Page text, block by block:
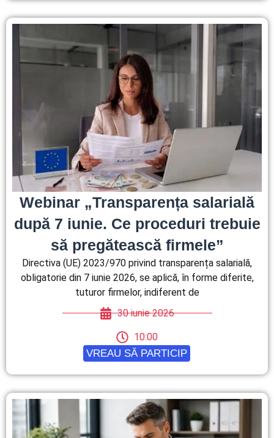
Webinar „Transparența salarială
după 7 iunie. Ce proceduri trebuie
să pregătească firmele”
Directiva (UE) 2023/970 privind transparența salarială,
obligatorie din 7 iunie 2026, se aplică, în forme diferite,
tuturor firmelor, indiferent de
30 iunie 2026
10:00
VREAU SĂ PARTICIP